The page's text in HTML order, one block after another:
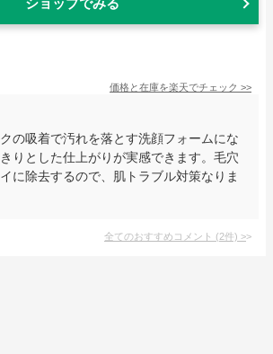
価格と在庫を楽天でチェック >>
の吸着で汚れを落とす洗顔フォームにな
りとした仕上がりが実感できます。毛穴
に除去するので、肌トラブル対策なりま
全てのおすすめコメント (2件) >